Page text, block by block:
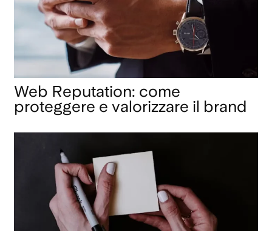
Web Reputation: come
proteggere e valorizzare il brand